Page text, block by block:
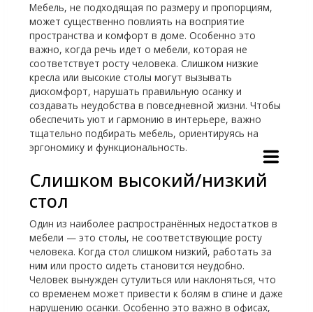
Мебель, не подходящая по размеру и пропорциям,
может существенно повлиять на восприятие
пространства и комфорт в доме. Особенно это
важно, когда речь идет о мебели, которая не
соответствует росту человека. Слишком низкие
кресла или высокие столы могут вызывать
дискомфорт, нарушать правильную осанку и
создавать неудобства в повседневной жизни. Чтобы
обеспечить уют и гармонию в интерьере, важно
тщательно подбирать мебель, ориентируясь на
эргономику и функциональность.
Слишком высокий/низкий
стол
Один из наиболее распространённых недостатков в
мебели — это столы, не соответствующие росту
человека. Когда стол слишком низкий, работать за
ним или просто сидеть становится неудобно.
Человек вынужден сутулиться или наклоняться, что
со временем может привести к болям в спине и даже
нарушению осанки. Особенно это важно в офисах,